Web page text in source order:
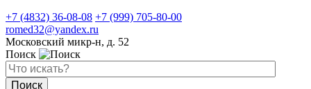
+7 (4832) 36-08-08 +7 (999) 705-80-00
romed32@yandex.ru
Московский микр-н, д. 52
Поиск
Поиск